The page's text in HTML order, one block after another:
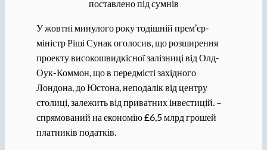
поставлено під сумнів
У жовтні минулого року тодішній прем’єр-
міністр Ріші Сунак оголосив, що розширення
проекту високошвидкісної залізниці від Олд-
Оук-Коммон, що в передмісті західного
Лондона, до Юстона, неподалік від центру
столиці, залежить від приватних інвестицій. –
спрямований на економію £6,5 млрд грошей
платників податків.